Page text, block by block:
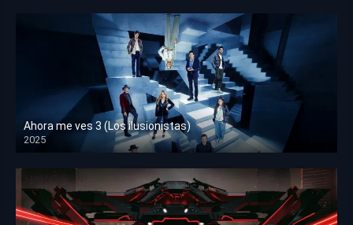
Ahora me ves 3 (Los ilusionistas)
2025
HD 1080p